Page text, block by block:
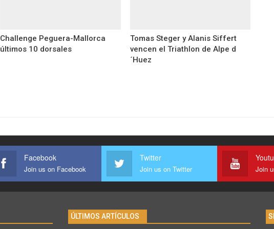
Challenge Peguera-Mallorca
últimos 10 dorsales
Tomas Steger y Alanis Siffert
vencen el Triathlon de Alpe d
´Huez
Facebook
Join us on Facebook
Twitter
Join us on Twitter Join
ÚLTIMOS ARTÍCULOS